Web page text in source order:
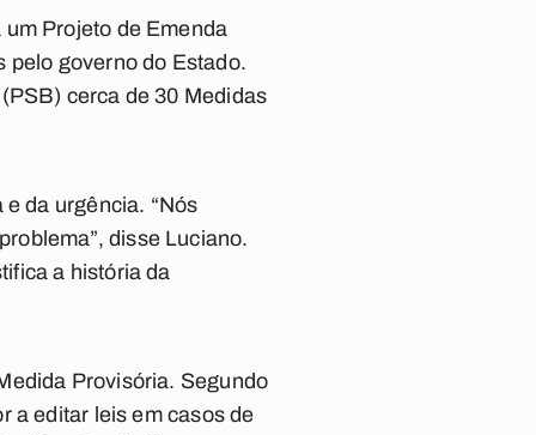
Projeto de Emenda
pelo governo do Estado.
cerca de 30 Medidas
da urgência. “Nós
disse Luciano.
a história da
Provisória. Segundo
a editar leis em casos de